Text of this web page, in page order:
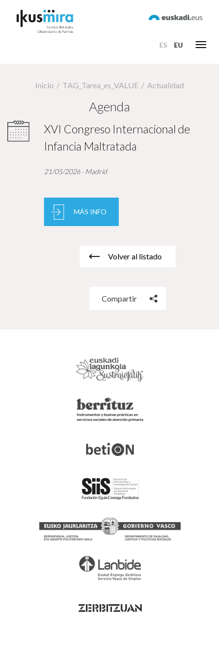
ES EU
Inicio TAG_Tarea_es_VALUE Actualidad
Agenda
XVI Congreso Internacional de
Infancia Maltratada
21/05/2026 · Madrid
MÁS INFO
Volver al listado
Compartir